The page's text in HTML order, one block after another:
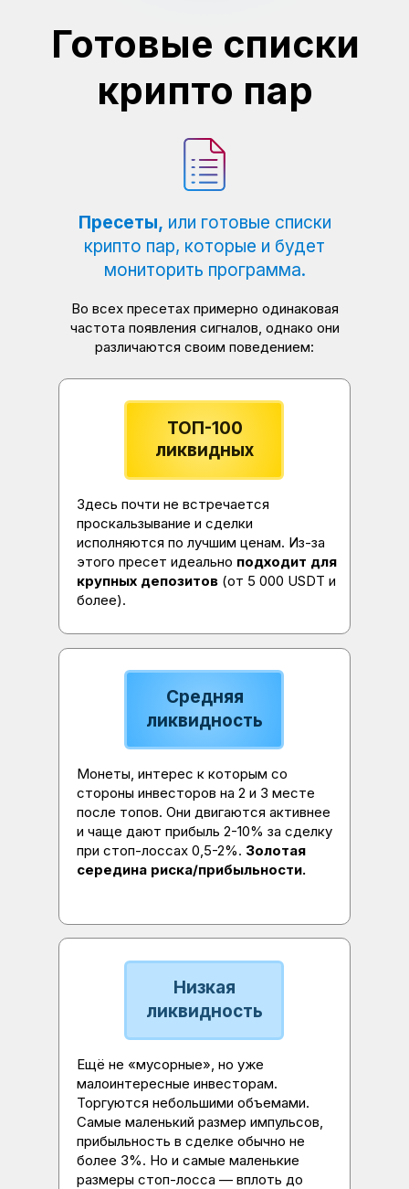
Готовые списки
крипто пар
Во всех пресетах примерно одинаковая
частота появления сигналов, однако они
различаются своим поведением:
Пресеты, или готовые списки
крипто пар, которые и будет
мониторить программа.
Ещё не «мусорные», но уже
малоинтересные инвесторам.
Торгуются небольшими объемами.
Самые маленький размер импульсов,
прибыльность в сделке обычно не
более 3%. Но и самые маленькие
размеры стоп-лосса — вплоть до
Монеты, интерес к которым со
стороны инвесторов на 2 и 3 месте
после топов. Они двигаются активнее
и чаще дают прибыль 2-10% за сделку
при стоп-лоссах 0,5-2%. Золотая
середина риска/прибыльности.
ТОП-100
ликвидных
Здесь почти не встречается
проскальзывание и сделки
исполняются по лучшим ценам. Из-за
этого пресет идеально подходит для
крупных депозитов (от 5 000 USDT и
более).
Низкая
ликвидность
Средняя
ликвидность